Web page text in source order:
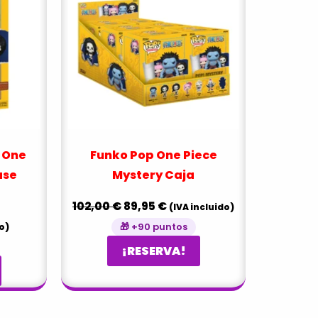
Funko Pop One Piece
Mystery Caja
102,00€
102,00 €.
89,95 € (IVA incluido)
🎁 +90 puntos
¡RESERVA!